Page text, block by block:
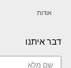
אודות
דבר איתנו